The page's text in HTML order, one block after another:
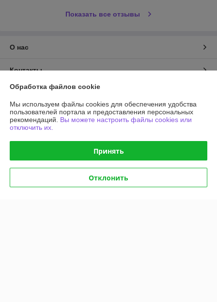
Показать все отзывы
О нас
Контакты
Доставка и оплата
График работы
Политика обработки cookies
Обработка файлов cookie
Мы используем файлы cookies для обеспечения удобства
пользователей портала и предоставления персональных
рекомендаций. Вы можете настроить файлы cookies или
отключить их.
Принять
Отклонить